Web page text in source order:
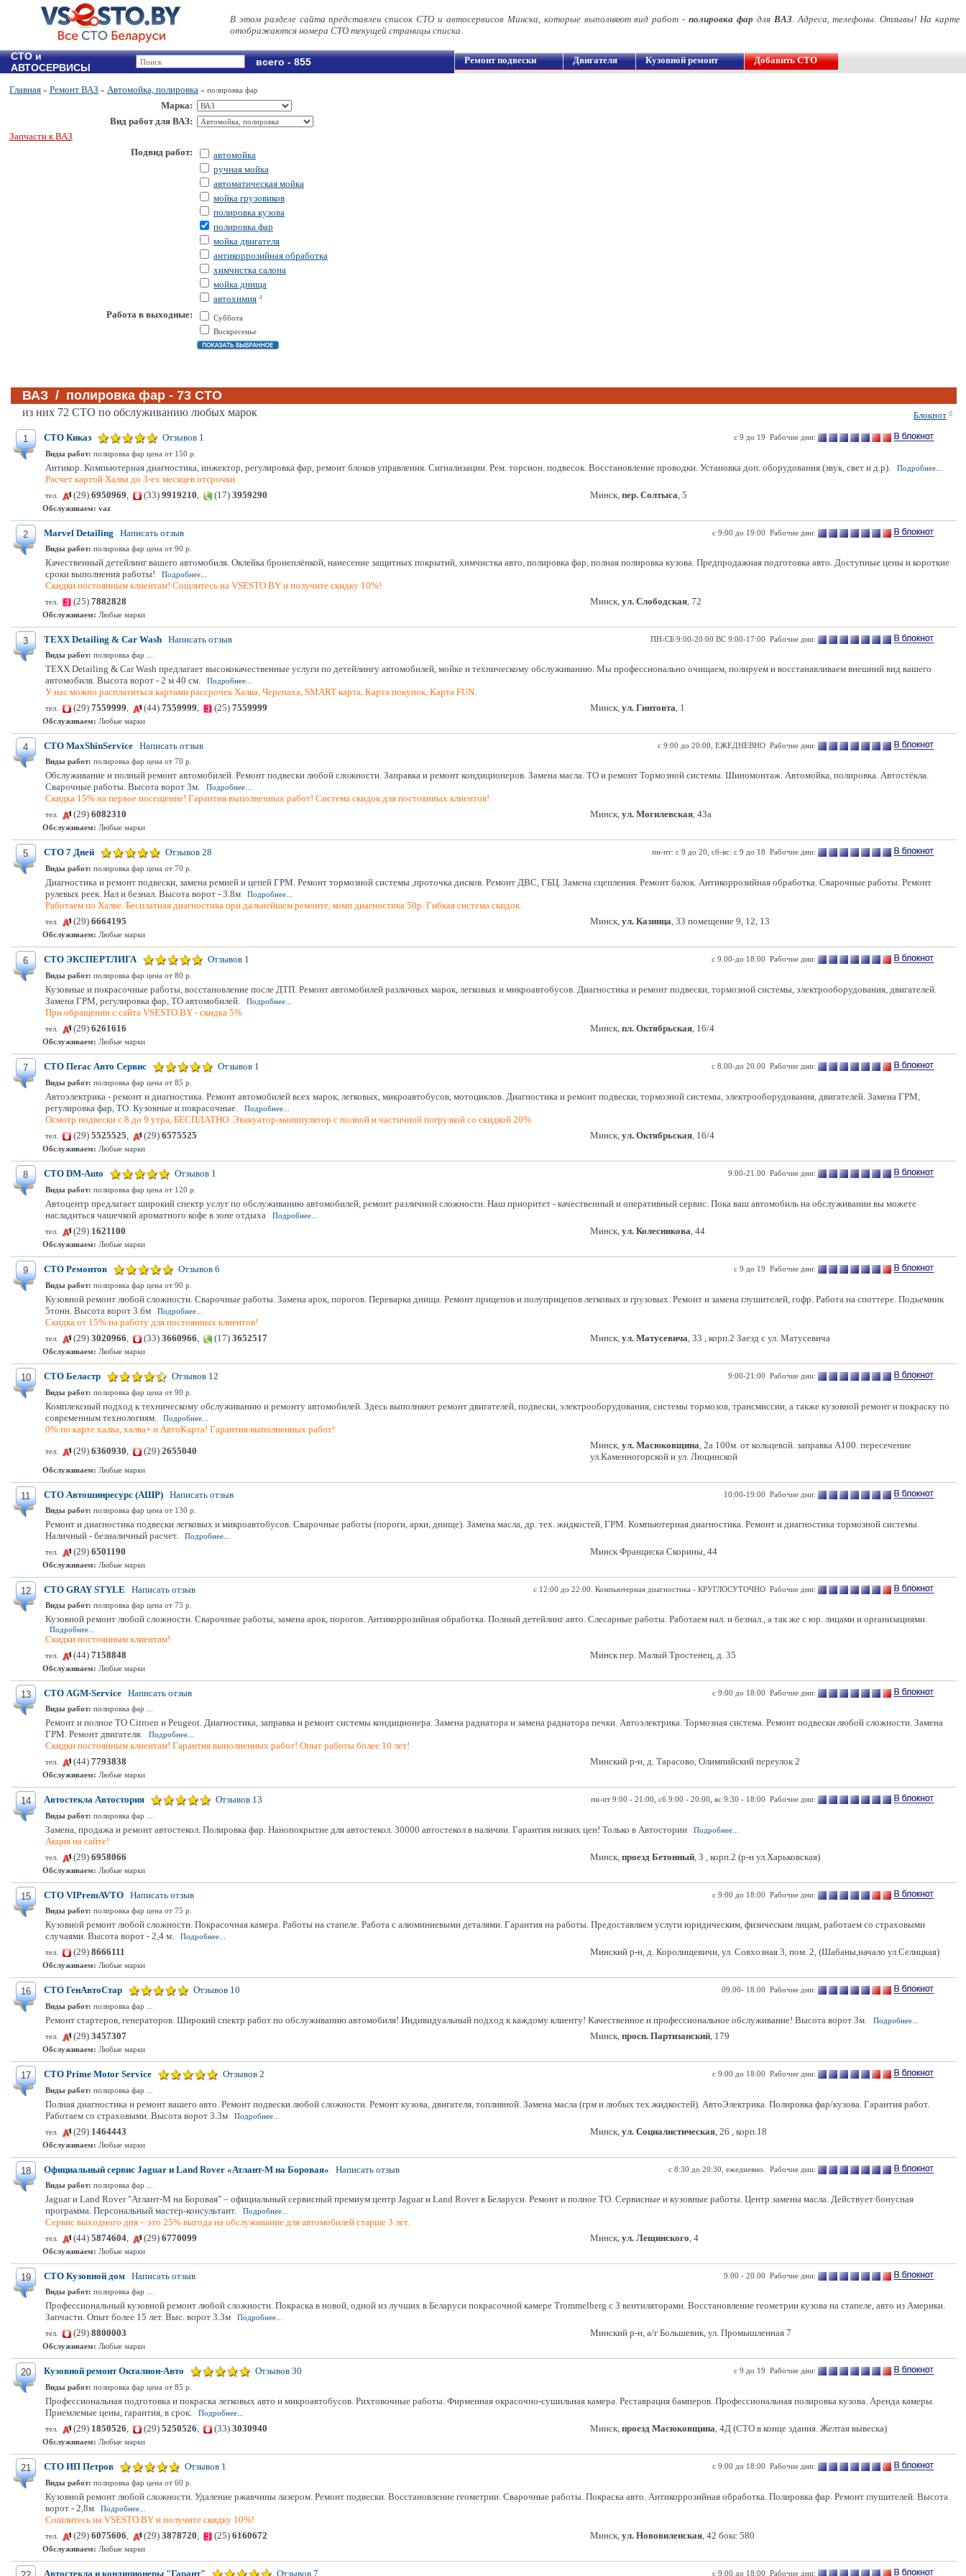
В этом разделе сайта представлен список СТО и автосервисов Минска, которые выполняют вид работ -полировка фар для ВАЗ. Адреса, телефоны. Отзывы! На карте
отображаются номера СТО текущей страницы списка.
СТО и
АВТОСЕРВИСЫ
всего - 855 Ремонт подвески Двигателя Кузовной ремонт Добавить СТО
Главная » Ремонт ВАЗ » Автомойка, полировка » полировка фар
Марка:
Вид работ для ВАЗ:
Запчасти к ВАЗ
Подвид работ:
автомойка
ручная мойка
автоматическая мойка
мойка грузовиков
полировка кузова
полировка фар
мойка двигателя
антикоррозийная обработка
химчистка салона
мойка днища
автохимия 4
Работа в выходные:
Суббота
Воскресенье
ВАЗ / полировка фар - 73 СТО
Блокнот 0
из них 72 СТО по обслуживанию любых марок
1 СТО Киказ Отзывов 1
с 9 до 19 Рабочие дни:
Виды работ: полировка фар цена от 150 р.
Антикор. Компьютерная диагностика, инжектор, регулировка фар, ремонт блоков управления. Сигнализации. Рем. торсион. подвесок. Восстановление проводки. Установка доп. оборудования (звук, свет и д.р). Подробнее...
Расчет картой Халва до 3-ех месяцев отсрочки.
тел. (29) 6950969, (33) 9919210, (17) 3959290 Минск, пер. Солтыса, 5
Обслуживаем: vaz
2 Marvel Detailing Написать отзыв
с 9:00 до 19:00 Рабочие дни:
Виды работ: полировка фар цена от 90 р.
Качественный детейлинг вашего автомобиля. Оклейка бронеплёнкой, нанесение защитных покрытий, химчистка авто, полировка фар, полная полировка кузова. Предпродажная подготовка авто. Доступные цены и короткие
сроки выполнения работы!
Подробнее...
Скидки постоянным клиентам! Сошлитесь на VSESTO.BY и получите скидку 10%!
тел. (25) 7882828 Минск, ул. Слободская, 72
Обслуживаем: Любые марки
3 TEXX Detailing & Car Wash Написать отзыв
ПН-СБ 9:00-20:00 ВС 9:00-17:00 Рабочие дни:
Виды работ: полировка фар ...
TEXX Detailing & Car Wash предлагает высококачественные услуги по детейлингу автомобилей, мойке и техническому обслуживанию. Мы профессионально очищаем, полируем и восстанавливаем внешний вид вашего
автомобиля. Высота ворот - 2 м 40 см.
Подробнее...
У нас можно расплатиться картами рассрочек Халва, Черепаха, SMART карта, Карта покупок, Карта FUN.
тел. (29) 7559999, (44) 7559999, (25) 7559999 Минск, ул. Гинтовта, 1
Обслуживаем: Любые марки
4 СТО MaxShinService Написать отзыв
с 9:00 до 20:00, ЕЖЕДНЕВНО Рабочие дни:
Виды работ: полировка фар цена от 70 р.
Обслуживание и полный ремонт автомобилей. Ремонт подвески любой сложности. Заправка и ремонт кондиционеров. Замена масла. ТО и ремонт Тормозной системы. Шиномонтаж. Автомойка, полировка. Автостёкла.
Сварочные работы. Высота ворот 3м.
Подробнее...
Скидка 15% на первое посещение! Гарантия выполненных работ! Система скидок для постоянных клиентов!
тел. (29) 6082310 Минск, ул. Могилевская, 43а
Обслуживаем: Любые марки
5 СТО 7 Дней Отзывов 28
пн-пт: с 9 до 20, сб-вс: с 9 до 18 Рабочие дни:
Виды работ: полировка фар цена от 70 р.
Диагностика и ремонт подвески, замена ремней и цепей ГРМ. Ремонт тормозной системы ,проточка дисков. Ремонт ДВС, ГБЦ. Замена сцепления. Ремонт балок. Антикоррозийная обработка. Сварочные работы. Ремонт
рулевых реек. Нал и безнал. Высота ворот - 3.8м
Подробнее...
Работаем по Халве. Бесплатная диагностика при дальнейшем ремонте, комп диагностика 50р. Гибкая система скидок.
тел. (29) 6664195 Минск, ул. Казинца, 33 помещение 9, 12, 13
Обслуживаем: Любые марки
6 СТО ЭКСПЕРТЛИГА Отзывов 1
с 9.00-до 18.00 Рабочие дни:
Виды работ: полировка фар цена от 80 р.
Кузовные и покрасочные работы, восстановление после ДТП. Ремонт автомобилей различных марок, легковых и микроавтобусов. Диагностика и ремонт подвески, тормозной системы, электрооборудования, двигателей.
Замена ГРМ, регулировка фар, ТО автомобилей.
Подробнее...
При обращении с сайта VSESTO.BY - скидка 5%
тел. (29) 6261616 Минск, пл. Октябрьская, 16/4
Обслуживаем: Любые марки
7 СТО Пегас Авто Сервис Отзывов 1
с 8.00-до 20.00 Рабочие дни:
Виды работ: полировка фар цена от 85 р.
Автоэлектрика - ремонт и диагностика. Ремонт автомобилей всех марок, легковых, микроавтобусов, мотоциклов. Диагностика и ремонт подвески, тормозной системы, электрооборудования, двигателей. Замена ГРМ,
регулировка фар, ТО. Кузовные и покрасочные.
Подробнее...
Осмотр подвески с 8 до 9 утра, БЕСПЛАТНО. Эвакуатор-манипулятор с полной и частичной погрузкой со скидкой 20%
тел. (29) 5525525, (29) 6575525 Минск, ул. Октябрьская, 16/4
Обслуживаем: Любые марки
8 СТО DM-Auto Отзывов 1
9.00-21.00 Рабочие дни:
Виды работ: полировка фар цена от 120 р.
Автоцентр предлагает широкий спектр услуг по обслуживанию автомобилей, ремонт различной сложности. Наш приоритет - качественный и оперативный сервис. Пока ваш автомобиль на обслуживании вы можете
насладиться чашечкой ароматного кофе в зоне отдыха
Подробнее...
тел.
(29) 1621100 Минск, ул. Колесникова, 44
Обслуживаем: Любые марки
9 СТО Ремонтов Отзывов 6
с 9 до 19 Рабочие дни:
Виды работ: полировка фар цена от 90 р.
Кузовной ремонт любой сложности. Сварочные работы. Замена арок, порогов. Переварка днища. Ремонт прицепов и полуприцепов легковых и грузовых. Ремонт и замена глушителей, гофр. Работа на споттере. Подьемник
5тонн. Высота ворот 3.6м
Подробнее...
Скидка от 15% на работу для постоянных клиентов!
тел. (29) 3020966, (33) 3660966, (17) 3652517 Минск, ул. Матусевича, 33 , корп.2 Заезд с ул. Матусевича
Обслуживаем: Любые марки
10 СТО Беластр Отзывов 12
9:00-21:00 Рабочие дни:
Виды работ: полировка фар цена от 90 р.
Комплексный подход к техническому обслуживанию и ремонту автомобилей. Здесь выполняют ремонт двигателей, подвески, электрооборудования, системы тормозов, трансмиссии, а также кузовной ремонт и покраску по
современным технологиям.
Подробнее...
0% по карте халва, халва+ и АвтоКарта! Гарантия выполненных работ!
тел. (29) 6360930, (29) 2655040
Минск, ул. Масюковщина, 2а 100м. от кольцевой. заправка А100. пересечение
ул.Каменногорской и ул. Люцинской
Обслуживаем: Любые марки
11 СТО Автошинресурс (АШР) Написать отзыв
10:00-19:00 Рабочие дни:
Виды работ: полировка фар цена от 130 р.
Ремонт и диагностика подвески легковых и микроавтобусов. Сварочные работы (пороги, арки, днище). Замена масла, др. тех. жидкостей, ГРМ. Компьютерная диагностика. Ремонт и диагностика тормозной системы.
Наличный - безналичный расчет.
Подробнее...
тел.
(29) 6501190 Минск Франциска Скорины, 44
Обслуживаем: Любые марки
12 СТО GRAY STYLE Написать отзыв
с 12:00 до 22:00. Компьютерная диагностика - КРУГЛОСУТОЧНО Рабочие дни:
Виды работ: полировка фар цена от 75 р.
Кузовной ремонт любой сложности. Сварочные работы, замена арок, порогов. Антикоррозийная обработка. Полный детейлинг авто. Слесарные работы. Работаем нал. и безнал., а так же с юр. лицами и организациями.
Подробнее...
Скидки постоянным клиентам!
тел. (44) 7158848 Минск пер. Малый Тростенец, д. 35
Обслуживаем: Любые марки
13 СТО AGM-Service Написать отзыв
с 9:00 до 18:00 Рабочие дни:
Виды работ: полировка фар ...
Ремонт и полное ТО Citroen и Peugeot. Диагностика, заправка и ремонт системы кондиционера. Замена радиатора и замена радиатора печки. Автоэлектрика. Тормозная система. Ремонт подвески любой сложности. Замена
ГРМ. Ремонт двигателя.
Подробнее...
Скидки постоянным клиентам! Гарантия выполненных работ! Опыт работы более 10 лет!
тел. (44) 7793838 Минский р-н, д. Тарасово, Олимпийский переулок 2
Обслуживаем: Любые марки
14 Автостекла Автостория Отзывов 13
пн-пт 9:00 - 21:00, сб 9:00 - 20:00, вс 9:30 - 18:00 Рабочие дни:
Виды работ: полировка фар ...
Замена, продажа и ремонт автостекол. Полировка фар. Нанопокрытие для автостекол. 30000 автостекол в наличии. Гарантия низких цен! Только в Автостории Подробнее...
Акция на сайте!
тел. (29) 6958066 Минск, проезд Бетонный, 3 , корп.2 (р-н ул.Харьковская)
Обслуживаем: Любые марки
15 СТО VIPremAVTO Написать отзыв
c 9:00 до 18:00 Рабочие дни:
Виды работ: полировка фар цена от 75 р.
Кузовной ремонт любой сложности. Покрасочная камера. Работы на стапеле. Работа с алюминиевыми деталями. Гарантия на работы. Предоставляем услуги юридическим, физическим лицам, работаем со страховыми
случаями. Высота ворот - 2,4 м.
Подробнее...
тел.
(29) 8666111 Минский р-н, д. Королищевичи, ул. Совхозная 3, пом. 2, (Шабаны,начало ул.Селицкая)
Обслуживаем: Любые марки
16 СТО ГенАвтоСтар Отзывов 10
09.00- 18.00 Рабочие дни:
Виды работ: полировка фар ...
Ремонт стартеров, генераторов. Широкий спектр работ по обслуживанию автомобиля! Индивидуальный подход к каждому клиенту! Качественное и профессиональное обслуживание! Высота ворот 3м.
Подробнее...
тел.
(29) 3457307 Минск, просп. Партизанский, 179
Обслуживаем: Любые марки
17 СТО Prime Motor Service Отзывов 2
с 9:00 до 18:00 Рабочие дни:
Виды работ: полировка фар ...
Полная диагностика и ремонт вашего авто. Ремонт подвески любой сложности. Ремонт кузова, двигателя, топливной. Замена масла (грм и любых тех.жидкостей). АвтоЭлектрика. Полировка фар/кузова. Гарантия работ.
Работаем со страховыми. Высота ворот 3.3м
Подробнее...
тел.
(29) 1464443 Минск, ул. Социалистическая, 26 , корп.18
Обслуживаем: Любые марки
18 Официальный сервис Jaguar и Land Rover «Атлант-М на Боровая» Написать отзыв
с 8:30 до 20:30, ежедневно. Рабочие дни:
Виды работ: полировка фар ...
Jaguar и Land Rover "Атлант-М на Боровая" – официальный сервисный премиум центр Jaguar и Land Rover в Беларуси. Ремонт и полное ТО. Сервисные и кузовные работы. Центр замены масла. Действует бонусная
программа. Персональный мастер-консультант.
Подробнее...
Сервис выходного дня – это 25% выгода на обслуживание для автомобилей старше 3 лет.
тел. (44) 5874604, (29) 6770099 Минск, ул. Лещинского, 4
Обслуживаем: Любые марки
19 СТО Кузовной дом Написать отзыв
9.00 - 20.00 Рабочие дни:
Виды работ: полировка фар ...
Профессиональный кузовной ремонт любой сложности. Покраска в новой, одной из лучших в Беларуси покрасочной камере Trommelberg с 3 вентиляторами. Восстановление геометрии кузова на стапеле, авто из Америки.
Запчасти. Опыт более 15 лет. Выс. ворот 3.3м
Подробнее...
тел.
(29) 8800003 Минский р-н, а/г Большевик, ул. Промышленная 7
Обслуживаем: Любые марки
20 Кузовной ремонт Окталион-Авто Отзывов 30
с 9 до 19 Рабочие дни:
Виды работ: полировка фар цена от 85 р.
Профессиональная подготовка и покраска легковых авто и микроавтобусов. Рихтовочные работы. Фирменная окрасочно-сушильная камера. Реставрация бамперов. Профессиональная полировка кузова. Аренда камеры.
Приемлемые цены, гарантия, в срок.
Подробнее...
тел.
(29) 1850526, (29) 5250526, (33) 3030940 Минск, проезд Масюковщина, 4Д (СТО в конце здания. Желтая вывеска)
Обслуживаем: Любые марки
21 СТО ИП Петров Отзывов 1
с 9:00 до 18:00 Рабочие дни:
Виды работ: полировка фар цена от 60 р.
Кузовной ремонт любой сложности. Удаление ржавчины лазером. Ремонт подвески. Восстановление геометрии. Сварочные работы. Покраска авто. Антикоррозийная обработка. Полировка фар. Ремонт глушителей. Высота
ворот - 2,8м
Подробнее...
Сошлитесь на VSESTO.BY и получите скидку 10%!
тел. (29) 6075606, (29) 3878720, (25) 6160672 Минск, ул. Нововиленская, 42 бокс 580
Обслуживаем: Любые марки
Автостекла и кондиционеры "Гарант" Отзывов 7 с 9:00 до 18:00 Рабочие дни: